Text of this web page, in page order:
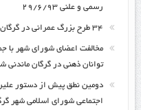
رسمی و علنی ۲۹/۶/۹۳
۳۴ طرح بزرگ عمرانی در گرگان اجرا می‌شود
مخالفت اعضای شورای شهر با
توانان ذهنی در گرگان ماندنی
دومین نطق پیش از دستور
اجتماعی شورای اسلامی شهر گرگان / گرگـان ۱۲